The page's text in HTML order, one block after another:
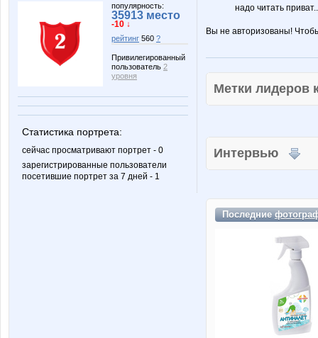
популярность:
35913 место
-10 ↓
рейтинг 560 ?
Привилегированный
пользователь 2
уровня
Статистика портрета:
сейчас просматривают портрет - 0
зарегистрированные пользователи
посетившие портрет за 7 дней - 1
надо читать
Вы не авторизованы!
Метки
Интервью
Последние